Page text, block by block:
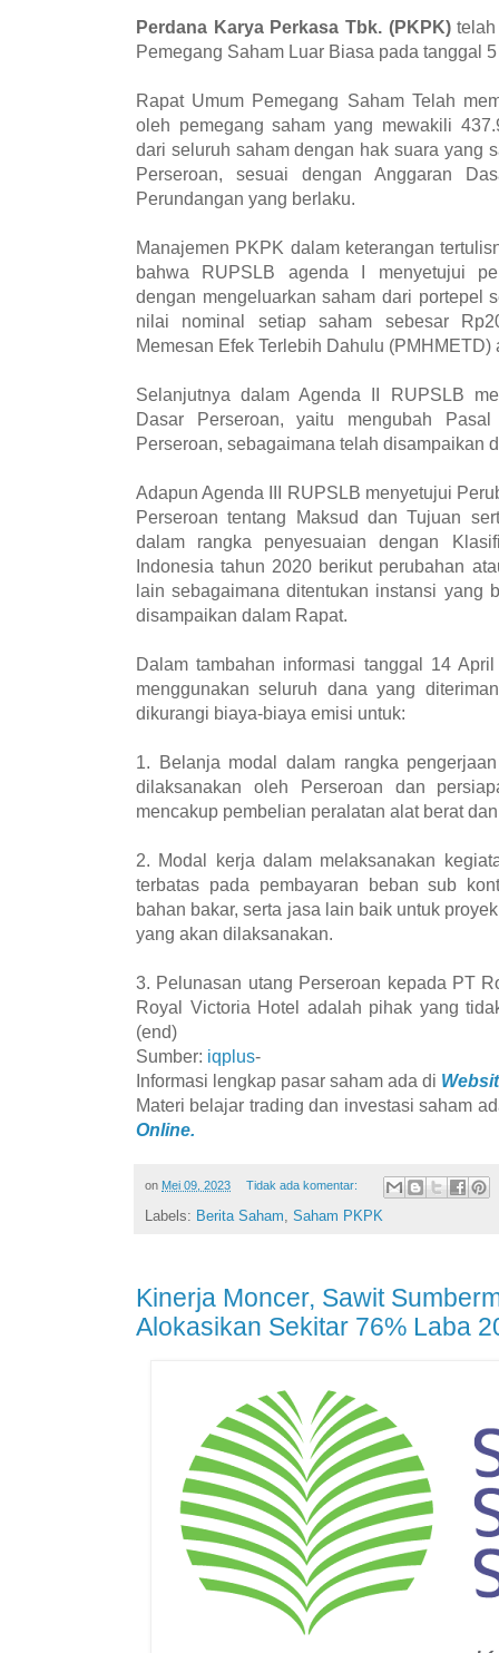
Perdana Karya Perkasa Tbk. (PKPK)telah
Pemegang Saham Luar Biasa pada tanggal
Rapat Umum Pemegang Saham Telah
oleh pemegang saham yang mewakili
dari seluruh saham dengan hak suara yang
Perseroan, sesuai dengan Anggaran
Perundangan yang berlaku.
Manajemen PKPK dalam keterangan
bahwa RUPSLB agenda I menyetujui
dengan mengeluarkan saham dari portepel
nilai nominal setiap saham sebesar
Memesan Efek Terlebih Dahulu (PMHMETD)
Selanjutnya dalam Agenda II RUPSLB
Dasar Perseroan, yaitu mengubah
Perseroan, sebagaimana telah disampaikan
Adapun Agenda III RUPSLB menyetujui
Perseroan tentang Maksud dan Tujuan
dalam rangka penyesuaian dengan
Indonesia tahun 2020 berikut perubahan
lain sebagaimana ditentukan instansi yang
disampaikan dalam Rapat.
Dalam tambahan informasi tanggal 14
menggunakan seluruh dana yang
dikurangi biaya-biaya emisi untuk:
1. Belanja modal dalam rangka
dilaksanakan oleh Perseroan dan
mencakup pembelian peralatan alat berat
2. Modal kerja dalam melaksanakan
terbatas pada pembayaran beban sub
bahan bakar, serta jasa lain baik untuk
yang akan dilaksanakan.
3. Pelunasan utang Perseroan kepada PT
Royal Victoria Hotel adalah pihak yang
(end)
Sumber: iqplus-
Informasi lengkap pasar saham ada di
Materi belajar trading dan investasi saham
Online.
on Mei 09, 2023 Tidak ada komentar:
Labels: Berita Saham Saham PKPK
Kinerja Moncer, Sawit
Alokasikan Sekitar 76% Laba